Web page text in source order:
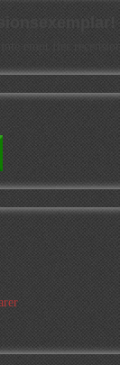
emot fler